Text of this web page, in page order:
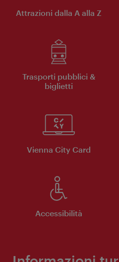
Attrazioni dalla A alla Z
Trasporti pubblici &
biglietti
Vienna City Card
Accessibilità